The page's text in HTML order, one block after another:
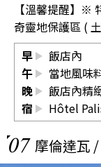
【溫馨提醒】※
奇靈地保護區 (
早
飯店內
午
當地風味
晚
飯店內精
宿
Hôtel
07 摩倫達瓦